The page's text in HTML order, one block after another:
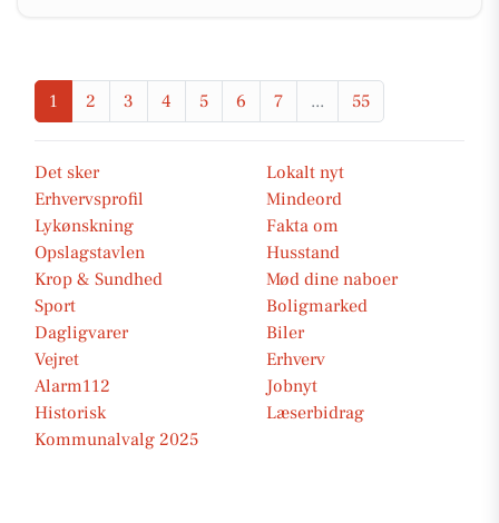
1 2 3 4 5 6 7 ... 55
Det sker
Lokalt nyt
Erhvervsprofil
Mindeord
Lykønskning
Fakta om
Opslagstavlen
Husstand
Krop & Sundhed
Mød dine naboer
Sport
Boligmarked
Dagligvarer
Biler
Vejret
Erhverv
Alarm112
Jobnyt
Historisk
Læserbidrag
Kommunalvalg 2025